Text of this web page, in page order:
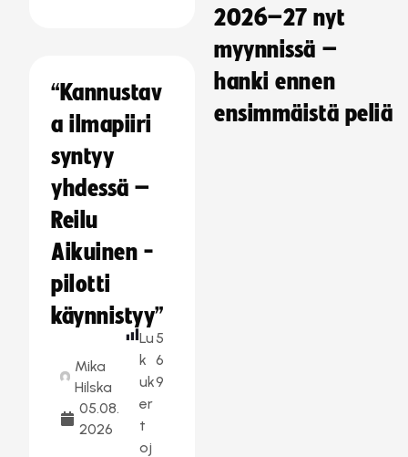
“Kannustav
a ilmapiiri
syntyy
yhdessä –
Reilu
Aikuinen -
pilotti
käynnistyy”
Mika
Hilska
05.08.
2026
Lu
k
uk
er
t
oj
5
6
9
2026–27 nyt
myynnissä –
hanki ennen
ensimmäistä peliä